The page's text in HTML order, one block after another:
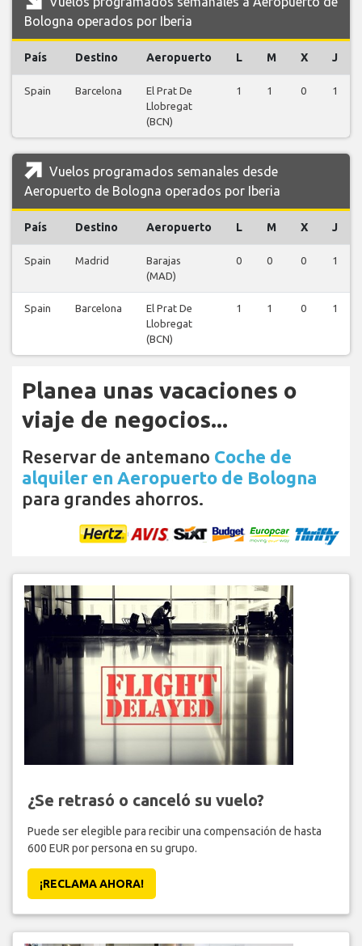
Bologna operados por Iberia
País Destino Aeropuerto L M X J
Spain Barcelona
El Prat De
Llobregat
(BCN)
1 1 0 1
Vuelos programados semanales desde
Aeropuerto de Bologna operados por Iberia
País Destino Aeropuerto L M X J
Spain Madrid
Barajas
(MAD)
0 0 0 1
Spain Barcelona
El Prat De
Llobregat
(BCN)
1 1 0 1
Planea unas vacaciones o
viaje de negocios...
Reservar de antemano Coche de
alquiler en Aeropuerto de Bologna
para grandes ahorros.
¿Se retrasó o canceló su vuelo?
Puede ser elegible para recibir una compensación de hasta
600 EUR por persona en su grupo.
¡RECLAMA AHORA!